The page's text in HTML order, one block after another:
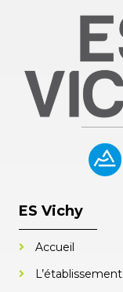
ES Vichy
Accueil
L’établissement